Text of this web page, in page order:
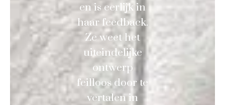
en is eerlijk in
haar feedback.
Ze weet het
uiteindelijke
ontwerp
feilloos door te
vertalen in